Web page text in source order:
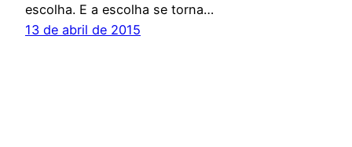
escolha. E a escolha se torna…
13 de abril de 2015